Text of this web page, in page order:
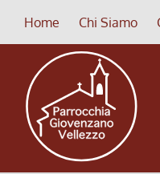
Home Chi Siamo